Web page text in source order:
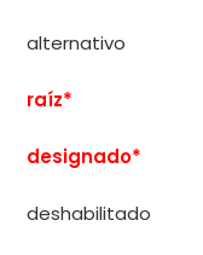
alternativo
raíz*
designado*
deshabilitado